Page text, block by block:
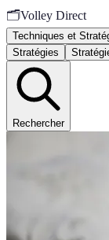
🗂️Volley Direct
Techniques et
Stratégies
Rechercher